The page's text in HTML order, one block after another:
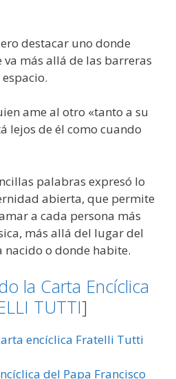
destacar uno donde
más allá de las barreras
ame al otro «tanto a su
lejos de él como cuando
palabras expresó lo
abierta, que permite
a cada persona más
más allá del lugar del
nacido o donde habite.
la Carta Encíclica
TUTTI]
encíclica Fratelli Tutti
del Papa Francisco